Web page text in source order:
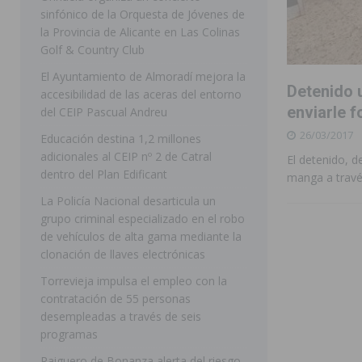
[ 07/08/2026 ]
Rojales clausura con éxito las Fiestas
[ 06/08/2026 ]
Redován presenta la programación de
Arcángel
REDOVÁN
[ 06/08/2026 ]
El PSOE denuncia una nueva prórroga
[ 07/08/2026 ] FEGADO 2026 cierra con un balance
DOLORES
[ 07/08/2026 ] Orihuela cumple los objetivos de
ORIHUELA
[ 07/08/2026 ]
Orihuela organiza un concierto
Golf & Country Club
Detenido
enviarle
26/03/2017
El detenido,
manga a
sinfónico de la Orquesta de Jóvenes de
la Provincia de Alicante en Las Colinas
Golf & Country Club
El Ayuntamiento de Almoradí mejora la
accesibilidad de las aceras del entorno
del CEIP Pascual Andreu
Educación destina 1,2 millones
adicionales al CEIP nº 2 de Catral
dentro del Plan Edificant
La Policía Nacional desarticula un
grupo criminal especializado en el robo
de vehículos de alta gama mediante la
clonación de llaves electrónicas
Torrevieja impulsa el empleo con la
contratación de 55 personas
desempleadas a través de seis
programas